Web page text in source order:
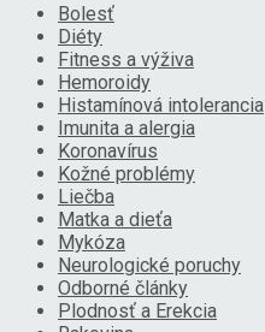
Bolesť
Diéty
Fitness a výživa
Hemoroidy
Histamínová intolerancia
Imunita a alergia
Koronavírus
Kožné problémy
Liečba
Matka a dieťa
Mykóza
Neurologické poruchy
Odborné články
Plodnosť a Erekcia